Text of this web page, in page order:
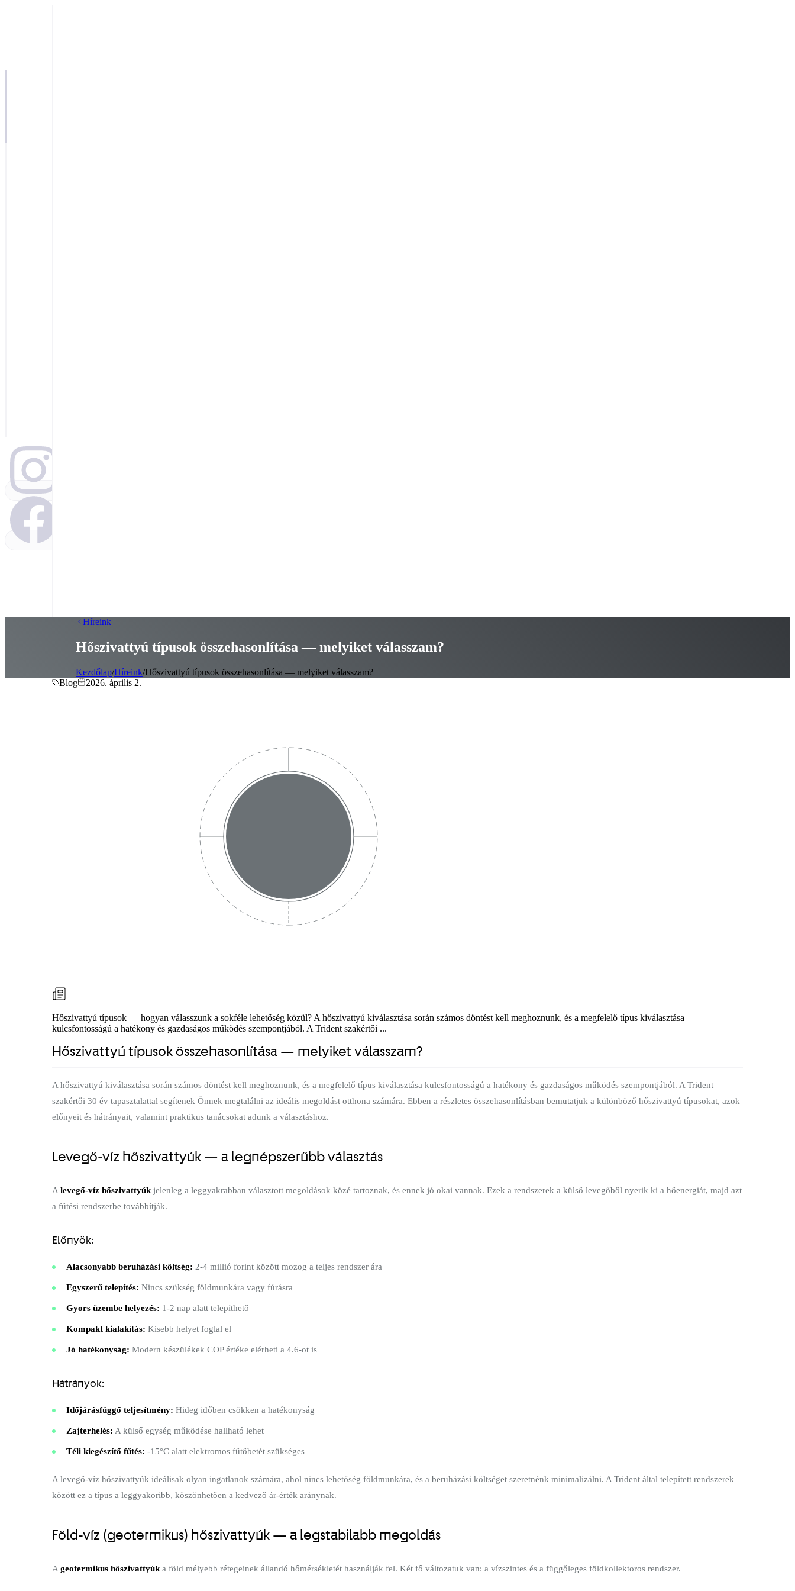
Híreink
Hőszivattyú típusok összehasonlítása — melyiket válasszam?
Kezdőlap/Híreink/Hőszivattyú típusok összehasonlítása — melyiket válasszam?
Blog
2026. április 2.
Hőszivattyú típusok — hogyan válasszunk a sokféle lehetőség közül? A hőszivattyú kiválasztása során számos döntést kell meghoznunk, és a megfelelő típus kiválasztása
kulcsfontosságú a hatékony és gazdaságos működés szempontjából. A Trident szakértői ...
Hőszivattyú típusok összehasonlítása — melyiket válasszam?
A hőszivattyú kiválasztása során számos döntést kell meghoznunk, és a megfelelő típus kiválasztása kulcsfontosságú a hatékony és gazdaságos működés szempontjából. A Trident
szakértői 30 év tapasztalattal segítenek Önnek megtalálni az ideális megoldást otthona számára. Ebben a részletes összehasonlításban bemutatjuk a különböző hőszivattyú típusokat, azok
előnyeit és hátrányait, valamint praktikus tanácsokat adunk a választáshoz.
Levegő-víz hőszivattyúk — a legnépszerűbb választás
A levegő-víz hőszivattyúk jelenleg a leggyakrabban választott megoldások közé tartoznak, és ennek jó okai vannak. Ezek a rendszerek a külső levegőből nyerik ki a hőenergiát, majd azt
a fűtési rendszerbe továbbítják.
Előnyök:
Alacsonyabb beruházási költség: 2-4 millió forint között mozog a teljes rendszer ára
Egyszerű telepítés: Nincs szükség földmunkára vagy fúrásra
Gyors üzembe helyezés: 1-2 nap alatt telepíthető
Kompakt kialakítás: Kisebb helyet foglal el
Jó hatékonyság: Modern készülékek COP értéke elérheti a 4.6-ot is
Hátrányok:
Időjárásfüggő teljesítmény: Hideg időben csökken a hatékonyság
Zajterhelés: A külső egység működése hallható lehet
Téli kiegészítő fűtés: -15°C alatt elektromos fűtőbetét szükséges
A levegő-víz hőszivattyúk ideálisak olyan ingatlanok számára, ahol nincs lehetőség földmunkára, és a beruházási költséget szeretnénk minimalizálni. A Trident által telepített rendszerek
között ez a típus a leggyakoribb, köszönhetően a kedvező ár-érték aránynak.
Föld-víz (geotermikus) hőszivattyúk — a legstabilabb megoldás
A geotermikus hőszivattyúk a föld mélyebb rétegeinek állandó hőmérsékletét használják fel. Két fő változatuk van: a vízszintes és a függőleges földkollektoros rendszer.